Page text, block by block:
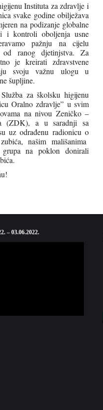
Instituta za zdravlje i
svake godine obilježava
na podizanje globalne
i kontroli oboljenja usne
pažnju na cijelu
od ranog djetinjstva. Za
je kreirati zdravstvene
svoju važnu ulogu u
šupljine.
za školsku higijenu
Oralno zdravlje” u svim
na nivou Zeničko –
(ZDK), a u saradnji sa
uz odrađenu radionicu o
našim mališanima
na poklon donirali
– 03.06.2022.